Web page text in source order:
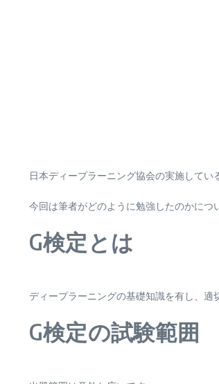
日本ディープラーニング協会の実施してい
今回は筆者がどのように勉強したのかにつ
G検定とは
ディープラーニングの基礎知識を有し、適
G検定の試験範囲